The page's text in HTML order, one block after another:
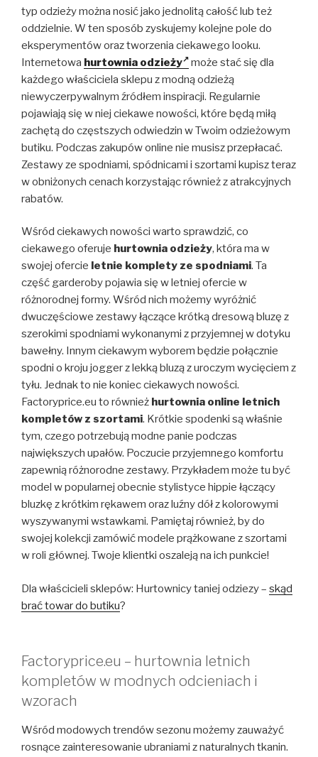
typ odzieży można nosić jako jednolitą całość lub też
oddzielnie. W ten sposób zyskujemy kolejne pole do
eksperymentów oraz tworzenia ciekawego looku.
Internetowa hurtownia odzieży
może stać się dla
każdego właściciela sklepu z modną odzieżą
niewyczerpywalnym źródłem inspiracji. Regularnie
pojawiają się w niej ciekawe nowości, które będą miłą
zachętą do częstszych odwiedzin w Twoim odzieżowym
butiku. Podczas zakupów online nie musisz przepłacać.
Zestawy ze spodniami, spódnicami i szortami kupisz teraz
w obniżonych cenach korzystając również z atrakcyjnych
rabatów.
Wśród ciekawych nowości warto sprawdzić, co
ciekawego oferuje hurtownia odzieży, która ma w
swojej ofercie letnie komplety ze spodniami. Ta
część garderoby pojawia się w letniej ofercie w
różnorodnej formy. Wśród nich możemy wyróżnić
dwuczęściowe zestawy łączące krótką dresową bluzę z
szerokimi spodniami wykonanymi z przyjemnej w dotyku
bawełny. Innym ciekawym wyborem będzie połącznie
spodni o kroju jogger z lekką bluzą z uroczym wycięciem z
tyłu. Jednak to nie koniec ciekawych nowości.
Factoryprice.eu to również hurtownia online letnich
kompletów z szortami. Krótkie spodenki są właśnie
tym, czego potrzebują modne panie podczas
największych upałów. Poczucie przyjemnego komfortu
zapewnią różnorodne zestawy. Przykładem może tu być
model w popularnej obecnie stylistyce hippie łączący
bluzkę z krótkim rękawem oraz luźny dół z kolorowymi
wyszywanymi wstawkami. Pamiętaj również, by do
swojej kolekcji zamówić modele prążkowane z szortami
w roli głównej. Twoje klientki oszaleją na ich punkcie!
Dla właścicieli sklepów: Hurtownicy taniej odziezy – skąd
brać towar do butiku?
Factoryprice.eu – hurtownia letnich
kompletów w modnych odcieniach i
wzorach
Wśród modowych trendów sezonu możemy zauważyć
rosnące zainteresowanie ubraniami z naturalnych tkanin.